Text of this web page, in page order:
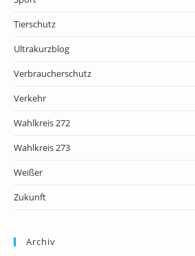
Tierschutz
Ultrakurzblog
Verbraucherschutz
Verkehr
Wahlkreis 272
Wahlkreis 273
Weißer
Zukunft
Archiv